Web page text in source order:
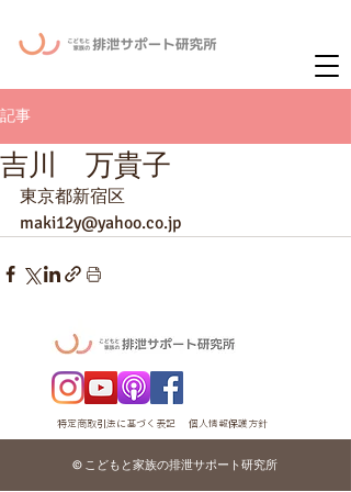
記事
吉川 万貴子
東京都新宿区
maki12y@yahoo.co.jp
特定商取引法に基づく表記 個人情報保護方針
© こどもと家族の排泄サポート研究所